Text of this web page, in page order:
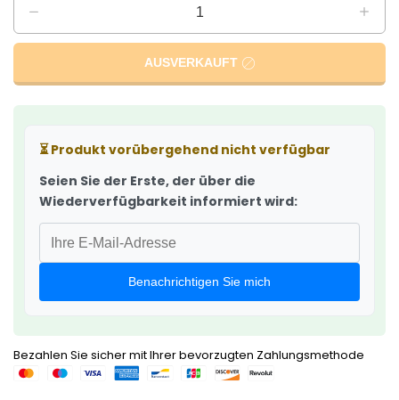
AUSVERKAUFT
⏳Produkt vorübergehend nicht verfügbar
Seien Sie der Erste, der über die
Wiederverfügbarkeit informiert wird:
Benachrichtigen Sie mich
Bezahlen Sie sicher mit Ihrer bevorzugten Zahlungsmethode